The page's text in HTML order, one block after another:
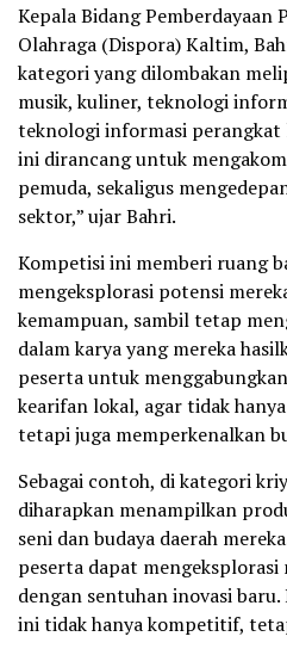
Kepala Bidang Pemberdayaan
Olahraga (Dispora) Kaltim,
kategori yang dilombakan
musik, kuliner, teknologi
teknologi informasi perangkat
ini dirancang untuk
pemuda, sekaligus
sektor,” ujar Bahri.
Kompetisi ini memberi ruang
mengeksplorasi potensi
kemampuan, sambil tetap
dalam karya yang mereka
peserta untuk
kearifan lokal, agar tidak
tetapi juga memperkenalkan
Sebagai contoh, di kategori
diharapkan menampilkan
seni dan budaya daerah
peserta dapat mengeksplorasi
dengan sentuhan inovasi
ini tidak hanya kompetitif,